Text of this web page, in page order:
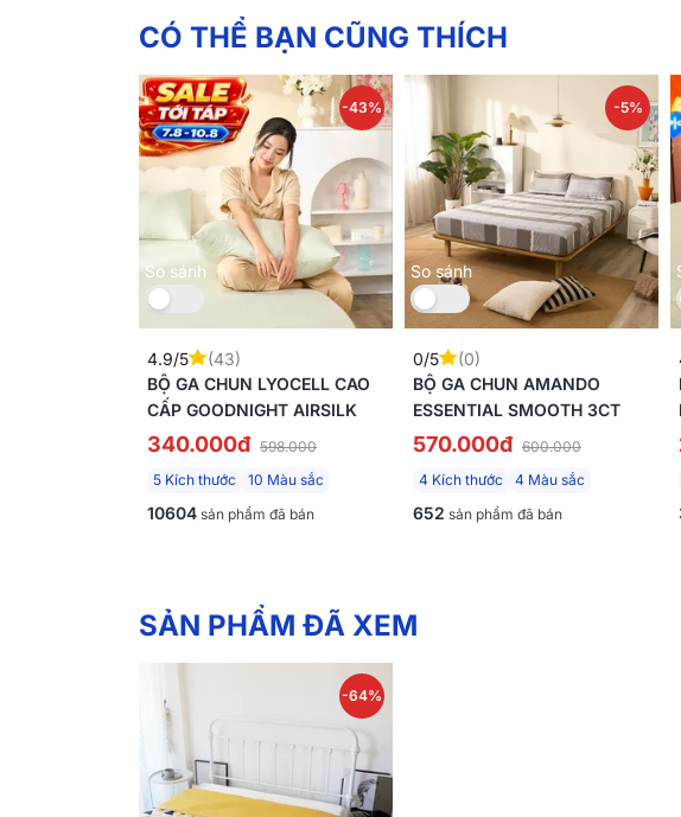
Vỏ chăn làm từ chất liệu cotton tự nhiên, với kết cấu vải bền
sản phẩm có khả năng thấm hút và thoáng khí tốt, đồng thời
và an lành.
Thừa hưởng tinh túy từ di sản văn hóa châu Âu, Amando đề
thanh lịch, sang trọng vượt thời gian. Sở hữu nhữngsản phẩm
*Hình ảnh chăn ga và phụ kiện có thể khác đôi chút so với sản
biệt nhỏ này. Mọi thắc mắc, vui lòng nhắn tin hoặc liên hệ để
CÓ THỂ BẠN CŨNG THÍCH
So sánh
-43%
4.9/5
(43)
BỘ GA CHUN LYOCELL CAO
CẤP GOODNIGHT AIRSILK
340.000đ 598.000
5 Kích thước
10 Màu sắc
10604 sản phẩm đã bán
So sánh
-5%
0/5
(0)
BỘ GA CHUN AMANDO
ESSENTIAL SMOOTH 3CT
570.000đ 600.000
4 Kích thước
4 Màu sắc
652 sản phẩm đã bán
SẢN PHẨM ĐÃ XEM
-64%